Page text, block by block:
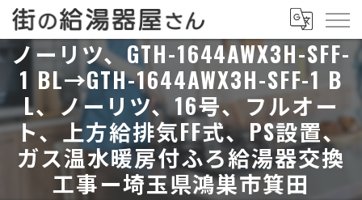
ノーリツ、GTH-1644AWX3H-SFF-
1 BL→GTH-1644AWX3H-SFF-1 B
L、ノーリツ、16号、フルオー
ト、上方給排気FF式、PS設置、
ガス温水暖房付ふろ給湯器交換
工事ー埼玉県鴻巣市箕田